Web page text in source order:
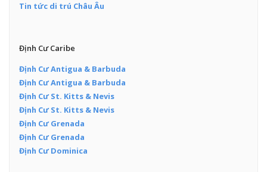
Tin tức di trú Châu Âu
Định Cư Caribe
Định Cư Antigua & Barbuda
Định Cư Antigua & Barbuda
Định Cư St. Kitts & Nevis
Định Cư St. Kitts & Nevis
Định Cư Grenada
Định Cư Grenada
Định Cư Dominica